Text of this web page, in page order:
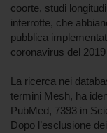
coorte, studi
interrotte, che
pubblica
coronavirus del
La ricerca nei
termini Mesh, ha
PubMed, 7393 in
Dopo l’esclusione